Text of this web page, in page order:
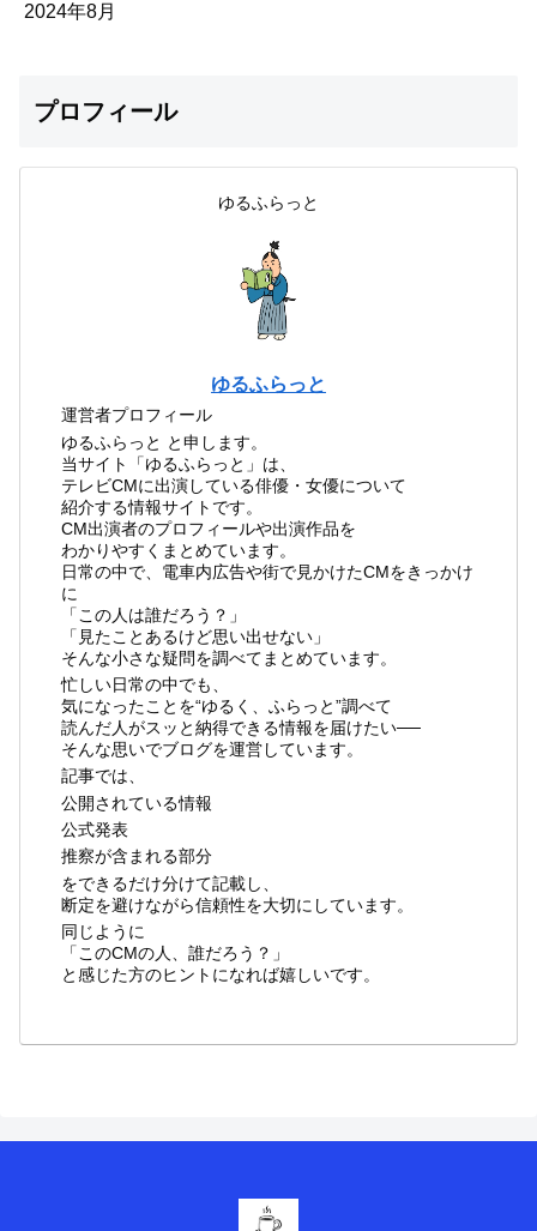
2024年8月
プロフィール
ゆるふらっと
ゆるふらっと
運営者プロフィール
ゆるふらっと と申します。
当サイト「ゆるふらっと」は、
テレビCMに出演している俳優・女優について
紹介する情報サイトです。
CM出演者のプロフィールや出演作品を
わかりやすくまとめています。
日常の中で、電車内広告や街で見かけたCMをきっかけ
に
「この人は誰だろう？」
「見たことあるけど思い出せない」
そんな小さな疑問を調べてまとめています。
忙しい日常の中でも、
気になったことを“ゆるく、ふらっと”調べて
読んだ人がスッと納得できる情報を届けたい──
そんな思いでブログを運営しています。
記事では、
公開されている情報
公式発表
推察が含まれる部分
をできるだけ分けて記載し、
断定を避けながら信頼性を大切にしています。
同じように
「このCMの人、誰だろう？」
と感じた方のヒントになれば嬉しいです。